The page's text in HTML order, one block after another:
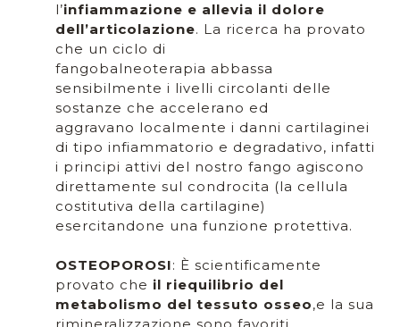
l’infiammazione e allevia il dolore
dell’articolazione. La ricerca ha provato
che un ciclo di
fangobalneoterapia abbassa
sensibilmente i livelli circolanti delle
sostanze che accelerano ed
aggravano localmente i danni cartilaginei
di tipo infiammatorio e degradativo, infatti
i principi attivi del nostro fango agiscono
direttamente sul condrocita (la cellula
costitutiva della cartilagine)
esercitandone una funzione protettiva.
OSTEOPOROSI: È scientificamente
provato che il riequilibrio del
metabolismo del tessuto osseo,e la sua